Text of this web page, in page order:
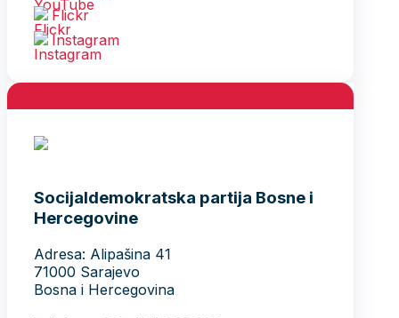
Flickr
Instagram
Socijaldemokratska partija Bosne i
Hercegovine
Adresa: Alipašina 41
71000 Sarajevo
Bosna i Hercegovina